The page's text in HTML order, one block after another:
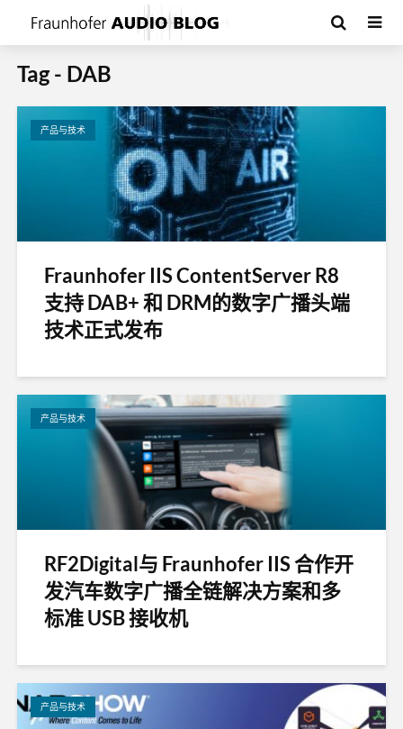
Tag - DAB
产品与技术
Fraunhofer IIS ContentServer R8
支持 DAB+ 和 DRM的数字广播头端
技术正式发布
产品与技术
RF2Digital与 Fraunhofer IIS 合作开
发汽车数字广播全链解决方案和多
标准 USB 接收机
产品与技术